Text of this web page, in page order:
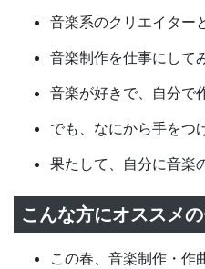
音楽系のクリエイター
音楽制作を仕事にして
音楽が好きで、自分で
でも、なにから手をつ
果たして、自分に音楽
こんな方にオススメ
この春、音楽制作・作